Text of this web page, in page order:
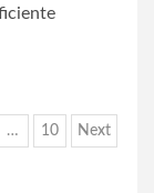
… 10 Next